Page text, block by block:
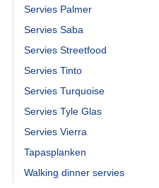
Servies Palmer
Servies Saba
Servies Streetfood
Servies Tinto
Servies Turquoise
Servies Tyle Glas
Servies Vierra
Tapasplanken
Walking dinner servies